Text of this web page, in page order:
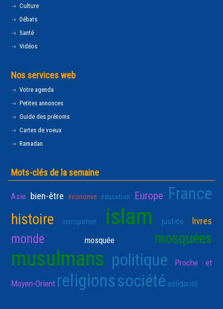
Culture
Débats
Santé
Vidéos
Nos services web
Votre agenda
Petites annonces
Guide des prénoms
Cartes de voeux
Ramadan
Mots-clés de la semaine
Asie bien-être économie éducation Europe France
histoire immigration islam justice livres
monde mosquée mosquées
musulmans politique Proche et
Moyen-Orient religionssociété solidarité